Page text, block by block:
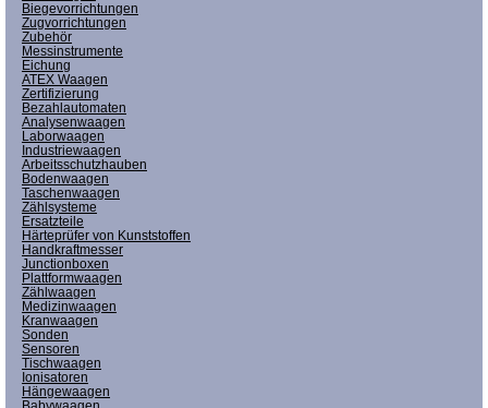
Biegevorrichtungen
Zugvorrichtungen
Zubehör
Messinstrumente
Eichung
ATEX Waagen
Zertifizierung
Bezahlautomaten
Analysenwaagen
Laborwaagen
Industriewaagen
Arbeitsschutzhauben
Bodenwaagen
Taschenwaagen
Zählsysteme
Ersatzteile
Härteprüfer von Kunststoffen
Handkraftmesser
Junctionboxen
Plattformwaagen
Zählwaagen
Medizinwaagen
Kranwaagen
Sonden
Sensoren
Tischwaagen
Ionisatoren
Hängewaagen